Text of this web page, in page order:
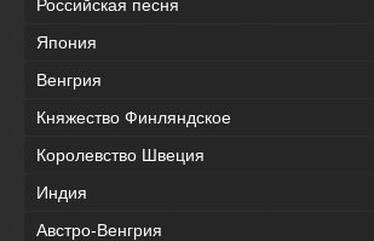
Российская песня
Япония
Венгрия
Княжество Финляндское
Королевство Швеция
Индия
Австро-Венгрия